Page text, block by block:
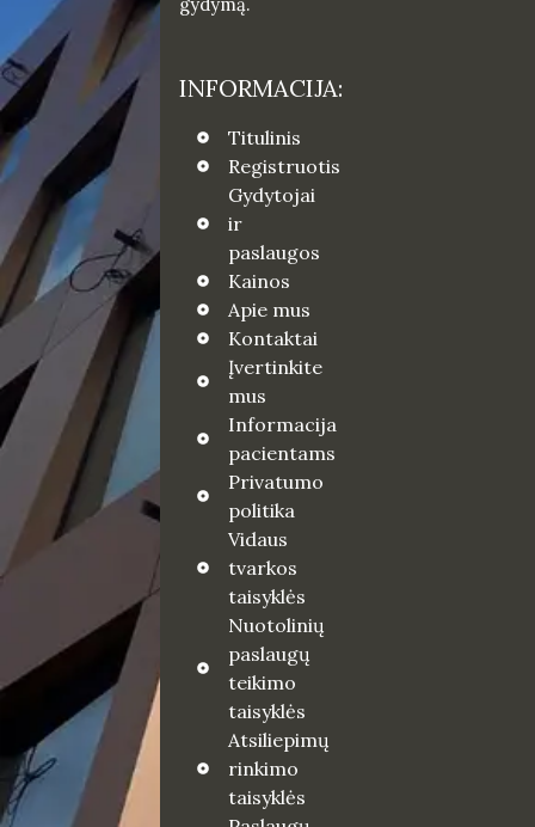
gydymą.
INFORMACIJA:
Titulinis
Registruotis
Gydytojai
ir
paslaugos
Kainos
Apie mus
Kontaktai
Įvertinkite
mus
Informacija
pacientams
Privatumo
politika
Vidaus
tvarkos
taisyklės
Nuotolinių
paslaugų
teikimo
taisyklės
Atsiliepimų
rinkimo
taisyklės